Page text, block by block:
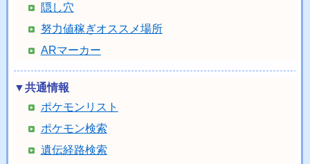
隠し穴
努力値稼ぎオススメ場所
ARマーカー
▼共通情報
ポケモンリスト
ポケモン検索
遺伝経路検索